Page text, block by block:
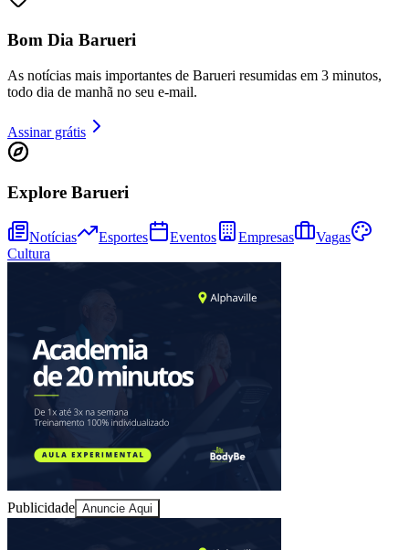
Vitória
Bom Dia Barueri
As notícias mais importantes de Barueri resumidas em 3 minutos,
todo dia de manhã no seu e-mail.
Assinar grátis
Explore Barueri
Notícias Esportes Eventos Empresas
Vagas
Cultura
Publicidade Anuncie Aqui